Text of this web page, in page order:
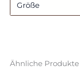
Größe
Ähnliche Produkte